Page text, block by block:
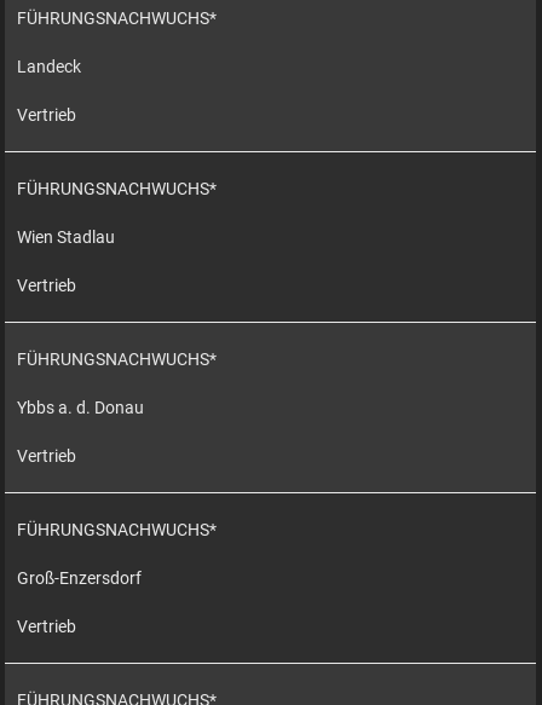
FÜHRUNGSNACHWUCHS*
Landeck
Vertrieb
FÜHRUNGSNACHWUCHS*
Wien Stadlau
Vertrieb
FÜHRUNGSNACHWUCHS*
Ybbs a. d. Donau
Vertrieb
FÜHRUNGSNACHWUCHS*
Groß-Enzersdorf
Vertrieb
FÜHRUNGSNACHWUCHS*